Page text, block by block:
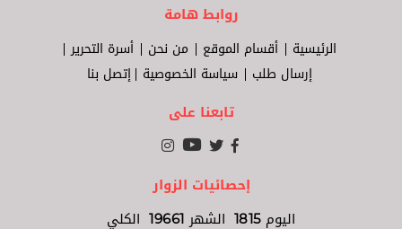
روابط هامة
الرئيسية أقسام الموقع من نحن
أسرة التحرير
إرسال طلب
سياسة الخصوصية إتصل بنا
تابعنا على
إحصائيات الزوار
اليوم1815 الشهر19661 الكلي